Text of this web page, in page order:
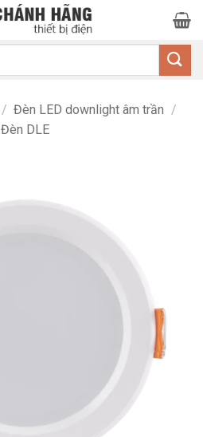
/ Đèn LED downlight âm trần /
Đèn DLE